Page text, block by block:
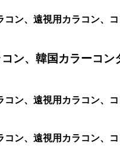
ン、遠視用カラコン
ン、韓国カラーコ
ン、遠視用カラコン、
ン、遠視用カラコン、